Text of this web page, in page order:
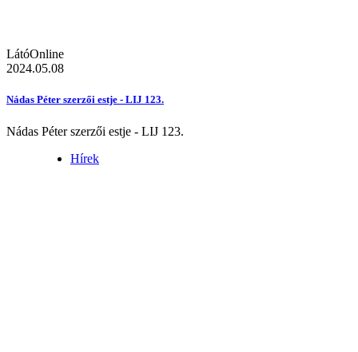
LátóOnline
2024.05.08
Nádas Péter szerzői estje - LIJ 123.
Nádas Péter szerzői estje - LIJ 123.
Hírek